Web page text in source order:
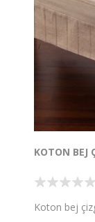
KOTON BEJ
Koton bej